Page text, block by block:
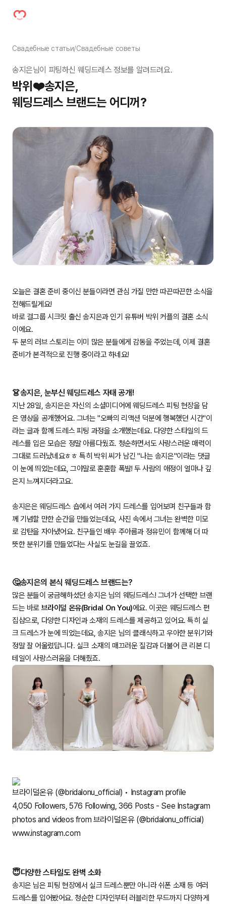
Свадебные статьи/Свадебные советы
송지은님이 피팅하신 웨딩드레스 정보를 알려드려요.
박위❤️송지은,
웨딩드레스 브랜드는 어디꺼?
오늘은 결혼 준비 중이신 분들이라면 관심 가질 만한 따끈따끈한 소식을
전해드릴게요!
바로 걸그룹 시크릿 출신 송지은과 인기 유튜버 박위 커플의 결혼 소식
이에요.
두 분의 러브 스토리는 이미 많은 분들에게 감동을 주었는데, 이제 결혼
준비가 본격적으로 진행 중이라고 하네요!
👗송지은, 눈부신 웨딩드레스 자태 공개!
지난 28일, 송지은은 자신의 소셜미디어에 웨딩드레스 피팅 현장을 담
은 영상을 공개했어요. 그녀는 "오빠의 리액션 덕분에 행복했던 시간"이
라는 글과 함께 드레스 피팅 과정을 소개했는데요. 다양한 스타일의 드
레스를 입은 모습은 정말 아름다웠죠. 청순하면서도 사랑스러운 매력이
그대로 드러났네요ㅎㅎ 특히 박위 씨가 남긴 "나는 송지은"이라는 댓글
이 눈에 띄었는데요, 그야말로 훈훈함 폭발! 두 사람의 애정이 얼마나 깊
은지 느껴지더라고요.
송지은은 웨딩드레스 숍에서 여러 가지 드레스를 입어보며 친구들과 함
께 기념할 만한 순간을 만들었는데요, 사진 속에서 그녀는 완벽한 미모
로 감탄을 자아냈어요. 친구들인 배우 주아름과 정유민이 함께해 더 따
뜻한 분위기를 만들었다는 사실도 눈길을 끌었죠.
🤔송지은의 본식 웨딩드레스 브랜드는?
많은 분들이 궁금해하셨던 송지은 님의 웨딩드레스! 그녀가 선택한 브랜
드는 바로 브라이덜 온유(Bridal On You)에요. 이곳은 웨딩드레스 편
집샵으로, 다양한 디자인과 소재의 드레스를 제공하고 있어요. 특히 실
크 드레스가 눈에 띄었는데요, 송지은 님의 클래식하고 우아한 분위기와
정말 잘 어울렸답니다. 실크 소재의 매끄러운 질감과 더불어 큰 리본 디
테일이 사랑스러움을 더해줬죠.
브라이덜온유 (@bridalonu_official) • Instagram profile
4,050 Followers, 576 Following, 366 Posts - See Instagram
photos and videos from 브라이덜온유 (@bridalonu_official)
www.instagram.com
😇다양한 스타일도 완벽 소화
송지은 님은 피팅 현장에서 실크 드레스뿐만 아니라 쉬폰 소재 등 여러
드레스를 입어봤어요. 청순한 디자인부터 러블리한 무드까지 다양하게